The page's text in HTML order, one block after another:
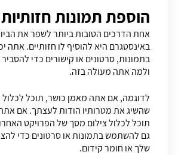
הוספת תמונות
אחת הדרכים הטובות ביותר לשפר את
באינסטגרם היא להוסיף לו חזותיים. אתה
בתמונות, סרטונים או קישורים כדי
ולמה אתה מעולה בזה.
לדוגמה, אם אתה מאמן כושר, תוכל
שהשיג את מטרותיו הודות לעצתך. אם
תוכל לכלול צילום מסך של הפרויקט
גם להשתמש בתמונות או סרטונים כדי
שלך או חומר קידום.